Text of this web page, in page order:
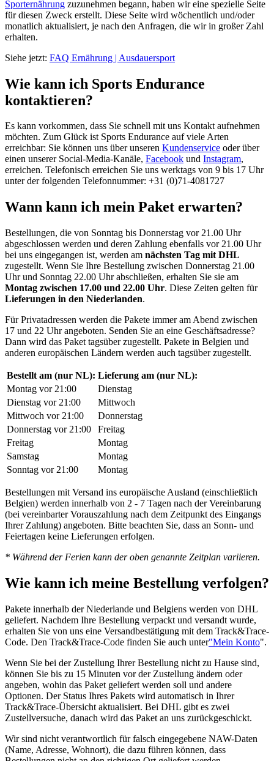
Sporternährung zuzunehmen begann, haben wir eine spezielle Seite
für diesen Zweck erstellt. Diese Seite wird wöchentlich und/oder
monatlich aktualisiert, je nach den Anfragen, die wir in großer Zahl
erhalten.
Siehe jetzt: FAQ Ernährung | Ausdauersport
Wie kann ich Sports Endurance
kontaktieren?
Es kann vorkommen, dass Sie schnell mit uns Kontakt aufnehmen
möchten. Zum Glück ist Sports Endurance auf viele Arten
erreichbar: Sie können uns über unseren Kundenservice oder über
einen unserer Social-Media-Kanäle, Facebook und Instagram,
erreichen. Telefonisch erreichen Sie uns werktags von 9 bis 17 Uhr
unter der folgenden Telefonnummer: +31 (0)71-4081727
Wann kann ich mein Paket erwarten?
Bestellungen, die von Sonntag bis Donnerstag vor 21.00 Uhr
abgeschlossen werden und deren Zahlung ebenfalls vor 21.00 Uhr
bei uns eingegangen ist, werden am nächsten Tag mit DHL
zugestellt. Wenn Sie Ihre Bestellung zwischen Donnerstag 21.00
Uhr und Sonntag 22.00 Uhr abschließen, erhalten Sie sie am
Montag zwischen 17.00 und 22.00 Uhr. Diese Zeiten gelten für
Lieferungen in den Niederlanden.
Für Privatadressen werden die Pakete immer am Abend zwischen
17 und 22 Uhr angeboten. Senden Sie an eine Geschäftsadresse?
Dann wird das Paket tagsüber zugestellt. Pakete in Belgien und
anderen europäischen Ländern werden auch tagsüber zugestellt.
Bestellt am (nur NL): Lieferung am (nur NL):
Montag vor 21:00
Dienstag
Dienstag vor 21:00
Mittwoch
Mittwoch vor 21:00
Donnerstag
Donnerstag vor 21:00
Freitag
Freitag
Montag
Samstag
Montag
Sonntag vor 21:00
Montag
Bestellungen mit Versand ins europäische Ausland (einschließlich
Belgien) werden innerhalb von 2 - 7 Tagen nach der Vereinbarung
(bei vereinbarter Vorauszahlung nach dem Zeitpunkt des Eingangs
Ihrer Zahlung) angeboten. Bitte beachten Sie, dass an Sonn- und
Feiertagen keine Lieferungen erfolgen.
* Während der Ferien kann der oben genannte Zeitplan variieren.
Wie kann ich meine Bestellung verfolgen?
Pakete innerhalb der Niederlande und Belgiens werden von DHL
geliefert. Nachdem Ihre Bestellung verpackt und versandt wurde,
erhalten Sie von uns eine Versandbestätigung mit dem Track&Trace-
Code. Den Track&Trace-Code finden Sie auch unter"Mein Konto".
Wenn Sie bei der Zustellung Ihrer Bestellung nicht zu Hause sind,
können Sie bis zu 15 Minuten vor der Zustellung ändern oder
angeben, wohin das Paket geliefert werden soll und andere
Optionen. Der Status Ihres Pakets wird automatisch in Ihrer
Track&Trace-Übersicht aktualisiert. Bei DHL gibt es zwei
Zustellversuche, danach wird das Paket an uns zurückgeschickt.
Wir sind nicht verantwortlich für falsch eingegebene NAW-Daten
(Name, Adresse, Wohnort), die dazu führen können, dass